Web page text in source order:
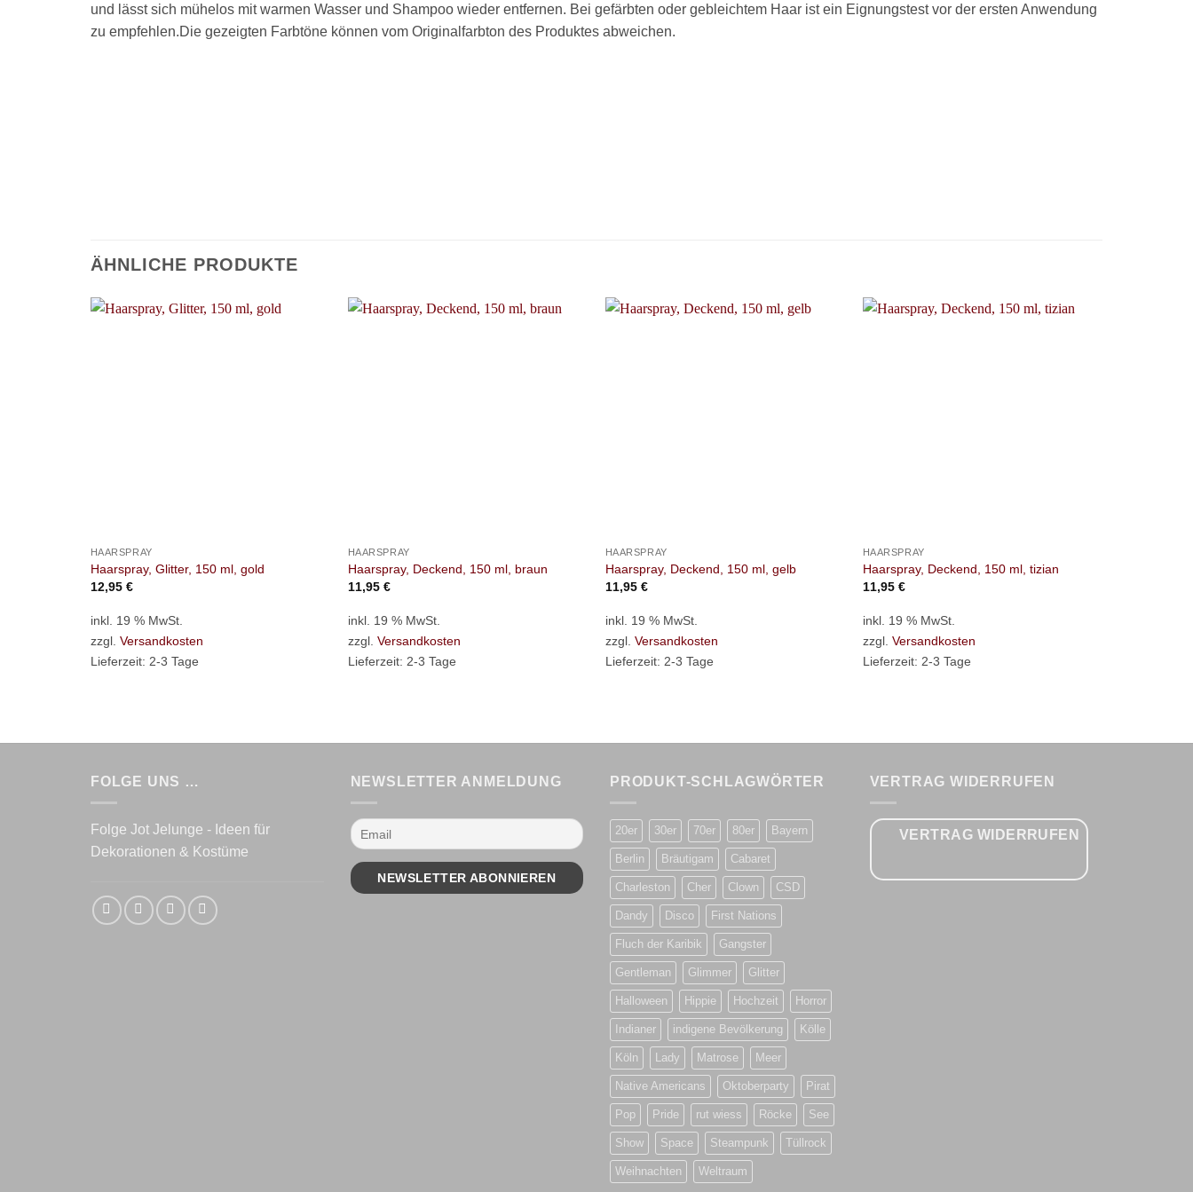
und lässt sich mühelos mit warmen Wasser und Shampoo wieder entfernen. Bei gefärbten oder gebleichtem Haar ist ein Eignungstest vor der ersten Anwendung
zu empfehlen.Die gezeigten Farbtöne können vom Originalfarbton des Produktes abweichen.
ÄHNLICHE PRODUKTE
HAARSPRAY
Haarspray, Glitter, 150 ml, gold
12,95 €
inkl. 19 % MwSt.
zzgl. Versandkosten
Lieferzeit: 2-3 Tage
HAARSPRAY
Haarspray, Deckend, 150 ml, braun
11,95 €
inkl. 19 % MwSt.
zzgl. Versandkosten
Lieferzeit: 2-3 Tage
HAARSPRAY
Haarspray, Deckend, 150 ml, gelb
11,95 €
inkl. 19 % MwSt.
zzgl. Versandkosten
Lieferzeit: 2-3 Tage
HAARSPRAY
Haarspray, Deckend, 150 ml, tizian
11,95 €
inkl. 19 % MwSt.
zzgl. Versandkosten
Lieferzeit: 2-3 Tage
FOLGE UNS …
Folge Jot Jelunge - Ideen für
Dekorationen & Kostüme
NEWSLETTER ANMELDUNG PRODUKT-SCHLAGWÖRTER
20er 30er 70er 80er Bayern
Berlin Bräutigam Cabaret
Charleston Cher Clown CSD
Dandy Disco First Nations
Fluch der Karibik Gangster
Gentleman Glimmer Glitter
Halloween Hippie Hochzeit Horror
Indianer indigene Bevölkerung Kölle
Köln Lady Matrose Meer
Native Americans Oktoberparty Pirat
Pop Pride rut wiess Röcke See
Show Space Steampunk Tüllrock
Weihnachten Weltraum
VERTRAG WIDERRUFEN
VERTRAG WIDERRUFEN